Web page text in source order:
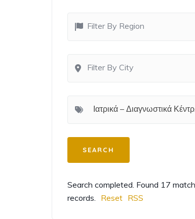
Filter By Region
Filter By City
Ιατρικά – Διαγνωστικά Κέντρα &amp
Search completed. Found 17
records.
Reset RSS